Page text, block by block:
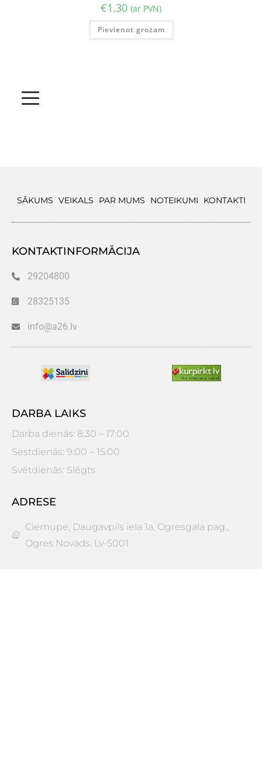
€1.30 (ar PVN)
Pievienot grozam
SĀKUMS VEIKALS PAR MUMS NOTEIKUMI KONTAKTI
KONTAKTINFORMĀCIJA
29204800
28325135
info@a26.lv
DARBA LAIKS
Darba dienās: 8:30 – 17:00
Sestdienās: 9:00 – 15:00
Svētdienās: Slēgts
ADRESE
Ciemupe, Daugavpils iela 1a, Ogresgala pag.,
Ogres Novads. Lv-5001